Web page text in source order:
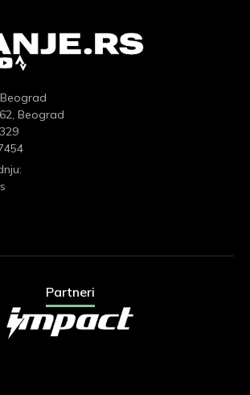
Beograd
Beograd
Partneri